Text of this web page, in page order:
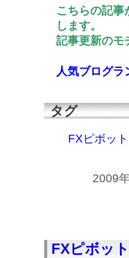
こちらの記事
します。
記事更新のモ
人気ブログラ
タグ
FXピボッ
2009
FXピボッ